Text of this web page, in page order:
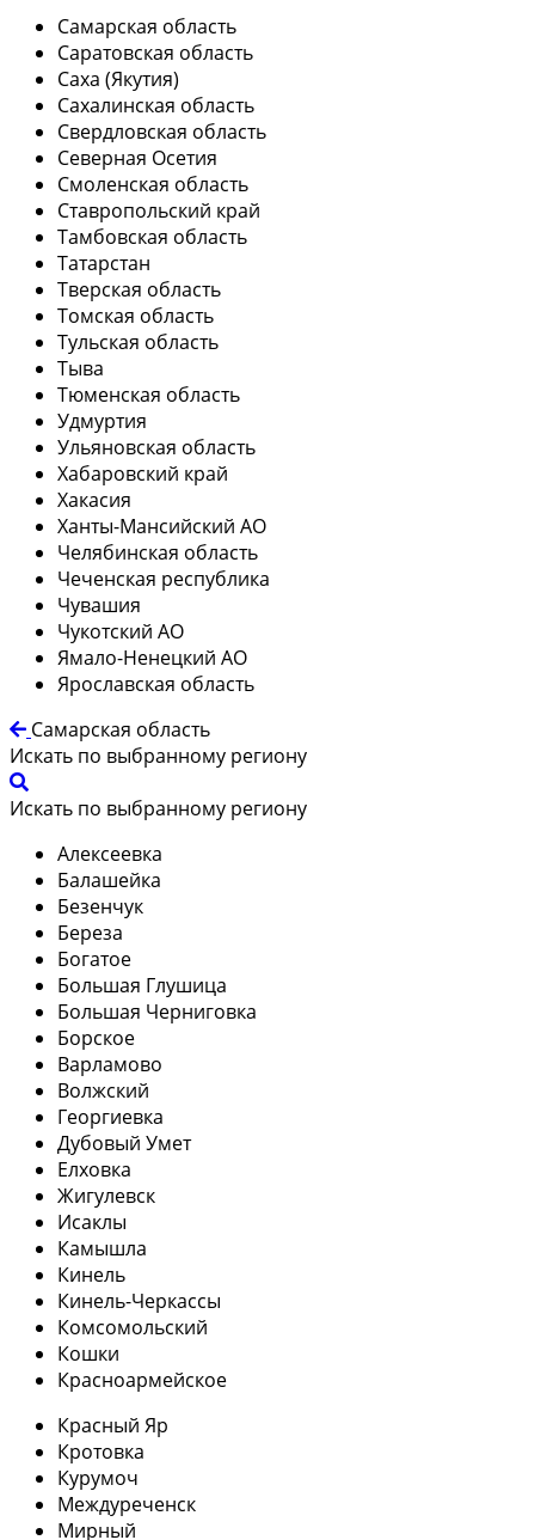
Самарская область
Саратовская область
Саха (Якутия)
Сахалинская область
Свердловская область
Северная Осетия
Смоленская область
Ставропольский край
Тамбовская область
Татарстан
Тверская область
Томская область
Тульская область
Тыва
Тюменская область
Удмуртия
Ульяновская область
Хабаровский край
Хакасия
Ханты-Мансийский АО
Челябинская область
Чеченская республика
Чувашия
Чукотский АО
Ямало-Ненецкий АО
Ярославская область
Самарская область
Искать по выбранному региону
Искать по выбранному региону
Алексеевка
Балашейка
Безенчук
Береза
Богатое
Большая Глушица
Большая Черниговка
Борское
Варламово
Волжский
Георгиевка
Дубовый Умет
Елховка
Жигулевск
Исаклы
Камышла
Кинель
Кинель-Черкассы
Комсомольский
Кошки
Красноармейское
Красный Яр
Кротовка
Курумоч
Междуреченск
Мирный